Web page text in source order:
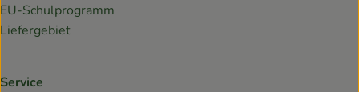
EU-Schulprogramm
Liefergebiet
Service